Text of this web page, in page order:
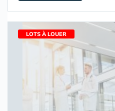
LOTS À LOUER